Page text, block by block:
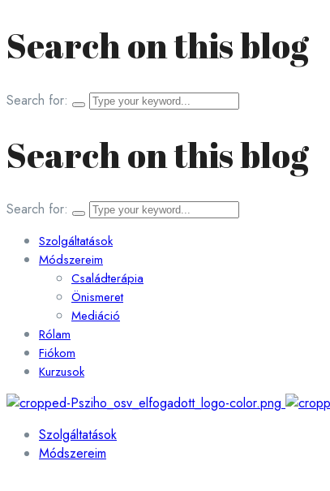
Search on this blog
Search for:
Search on this blog
Search for:
Szolgáltatások
Módszereim
Családterápia
Önismeret
Mediáció
Rólam
Fiókom
Kurzusok
Szolgáltatások
Módszereim